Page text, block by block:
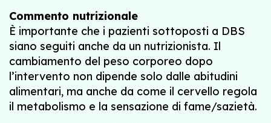
Commento nutrizionale
È importante che i pazienti sottoposti a DBS
siano seguiti anche da un nutrizionista. Il
cambiamento del peso corporeo dopo
l’intervento non dipende solo dalle abitudini
alimentari, ma anche da come il cervello regola
il metabolismo e la sensazione di fame/sazietà.